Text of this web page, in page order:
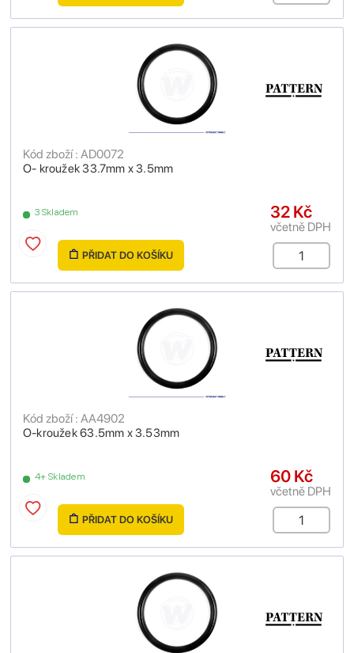
O- kroužek 33.7mm x 3.5mm
Kód zboží : AD0072
3 Skladem 32 Kč
včetně DPH
PŘIDAT DO KOŠÍKU
O-kroužek 63.5mm x 3.53mm
Kód zboží : AA4902
4+ Skladem 60 Kč
včetně DPH
PŘIDAT DO KOŠÍKU